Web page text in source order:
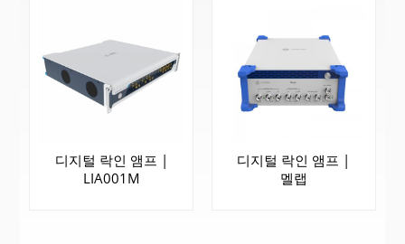
디지털 락인 앰프 |
LIA001M
디지털 락인 앰프 |
멜랩